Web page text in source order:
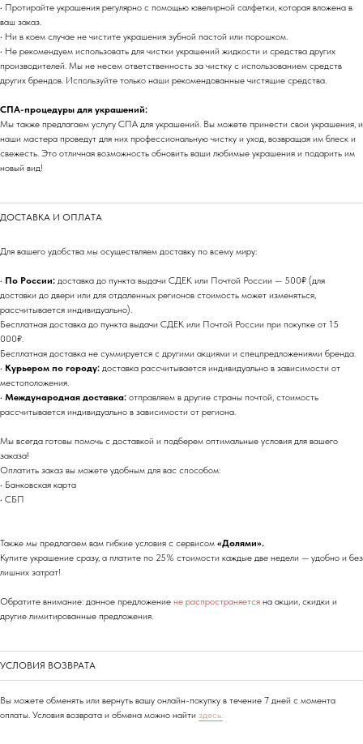
• Протирайте украшения регулярно с помощью ювелирной салфетки, которая вложена в
ваш заказ.
• Ни в коем случае не чистите украшения зубной пастой или порошком.
• Не рекомендуем использовать для чистки украшений жидкости и средства других
производителей. Мы не несем ответственность за чистку с использованием средств
других брендов. Используйте только наши рекомендованные чистящие средства.
СПА-процедуры для украшений:
Мы также предлагаем услугу СПА для украшений. Вы можете принести свои украшения, и
наши мастера проведут для них профессиональную чистку и уход, возвращая им блеск и
свежесть. Это отличная возможность обновить ваши любимые украшения и подарить им
новый вид!
ДОСТАВКА И ОПЛАТА
Для вашего удобства мы осуществляем доставку по всему миру:
• По России: доставка до пункта выдачи СДЕК или Почтой России — 500₽ (для
доставки до двери или для отдаленных регионов стоимость может изменяться,
рассчитывается индивидуально).
Бесплатная доставка до пункта выдачи СДЕК или Почтой России при покупке от 15
000₽.
Бесплатная доставка не суммируется с другими акциями и спецпредложениями бренда.
• Курьером по городу: доставка рассчитывается индивидуально в зависимости от
местоположения.
• Международная доставка: отправляем в другие страны почтой, стоимость
рассчитывается индивидуально в зависимости от региона.
Мы всегда готовы помочь с доставкой и подберем оптимальные условия для вашего
заказа!
Оплатить заказ вы можете удобным для вас способом:
• Банковская карта
• СБП
Также мы предлагаем вам гибкие условия с сервисом «Долями».
Купите украшение сразу, а платите по 25% стоимости каждые две недели — удобно и без
лишних затрат!
Обратите внимание: данное предложение не распространяется на акции, скидки и
другие лимитированные предложения.
УСЛОВИЯ ВОЗВРАТА
Вы можете обменять или вернуть вашу онлайн-покупку в течение 7 дней с момента
оплаты. Условия возврата и обмена можно найти здесь.